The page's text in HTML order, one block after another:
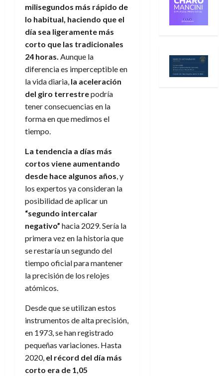
milisegundos más rápido de
lo habitual, haciendo que el
día sea ligeramente más
corto que las tradicionales
24 horas. Aunque la
diferencia es imperceptible en
la vida diaria, la aceleración
del giro terrestrepodría
tener consecuencias en la
forma en que medimos el
tiempo.
La tendencia a días más
cortos viene aumentando
desde hace algunos años, y
los expertos ya consideran la
posibilidad de aplicar un
“segundo intercalar
negativo” hacia 2029. Sería la
primera vez en la historia que
se restaría un segundo del
tiempo oficial para mantener
la precisión de los relojes
atómicos.
Desde que se utilizan estos
instrumentos de alta precisión,
en 1973, se han registrado
pequeñas variaciones. Hasta
2020, el récord del día más
corto era de 1,05